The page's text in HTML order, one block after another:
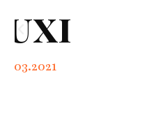
diálogos y
el relato es ameno
formato casi